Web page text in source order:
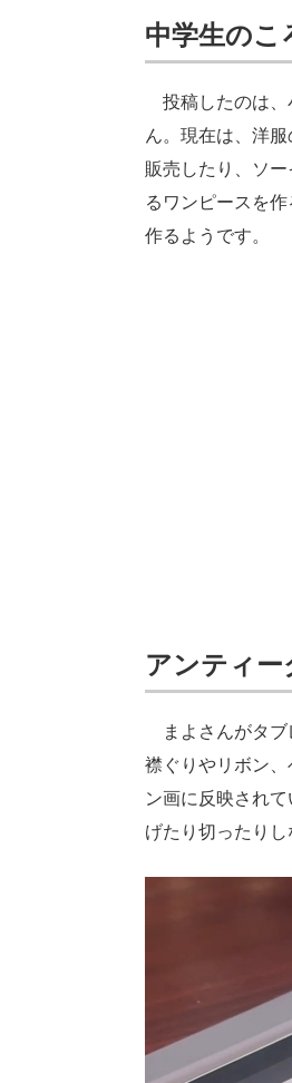
中学生のこ
投稿したのは、
ん。現在は、洋
販売したり、ソ
るワンピースを
作るようです。
アンティ
まよさんがタブ
襟ぐりやリボン
ン画に反映され
げたり切ったりし